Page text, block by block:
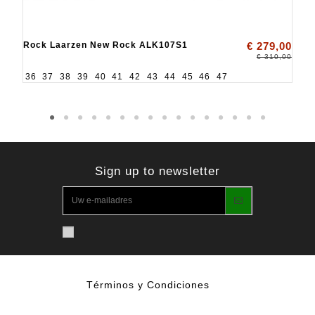
Rock Laarzen New Rock ALK107S1 € 279,00
€ 310,00
36 37 38 39 40 41 42 43 44 45 46 47
Sign up to newsletter
Términos y Condiciones